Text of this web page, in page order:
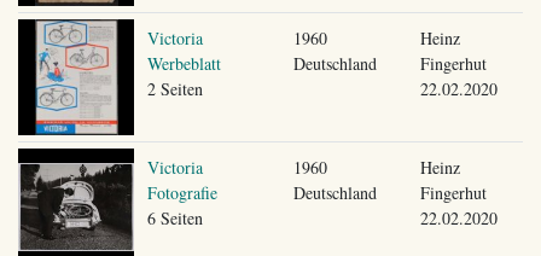
Victoria
Werbeblatt
2 Seiten
1960
Deutschland
Heinz
Fingerhut
22.02.2020
Victoria
Fotografie
6 Seiten
1960
Deutschland
Heinz
Fingerhut
22.02.2020